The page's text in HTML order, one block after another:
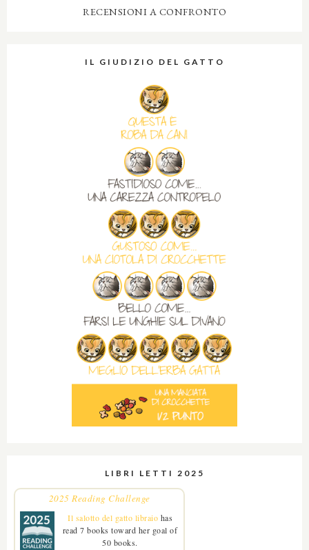
RECENSIONI A CONFRONTO
IL GIUDIZIO DEL GATTO
LIBRI LETTI 2025
2025 Reading Challenge
Il salotto del gatto libraio has
read 7 books toward her goal of
50 books.